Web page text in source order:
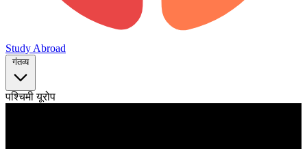
Study Abroad
गंतव्य
पश्चिमी यूरोप